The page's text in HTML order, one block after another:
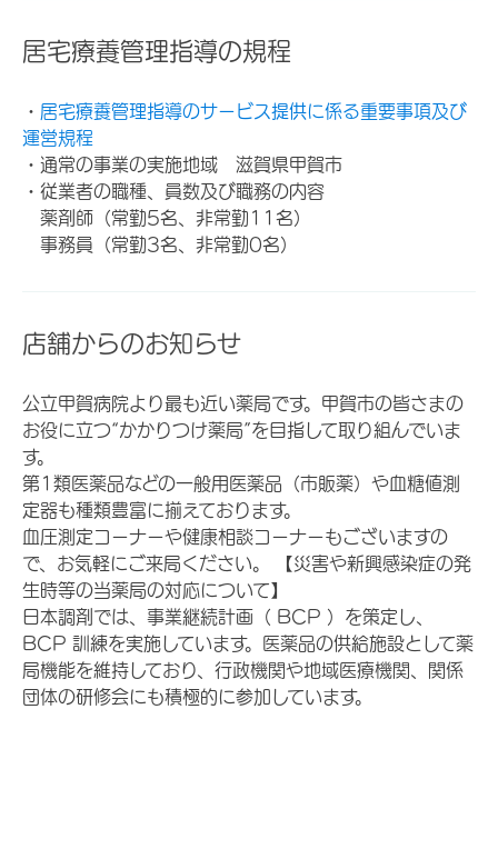
居宅療養管理指導の規程
・ 居宅療養管理指導のサービス提供に係る重要事項及び
運営規程
・通常の事業の実施地域 滋賀県甲賀市
・従業者の職種、員数及び職務の内容
薬剤師（常勤5名、非常勤11名）
事務員（常勤3名、非常勤0名）
店舗からのお知らせ
公立甲賀病院より最も近い薬局です。甲賀市の皆さまの
お役に立つ“かかりつけ薬局”を目指して取り組んでいま
す。
第1類医薬品などの一般用医薬品（市販薬）や血糖値測
定器も種類豊富に揃えております。
血圧測定コーナーや健康相談コーナーもございますの
で、お気軽にご来局ください。 【災害や新興感染症の発
生時等の当薬局の対応について】
日本調剤では、事業継続計画（ BCP ）を策定し、
BCP 訓練を実施しています。医薬品の供給施設として薬
局機能を維持しており、行政機関や地域医療機関、関係
団体の研修会にも積極的に参加しています。